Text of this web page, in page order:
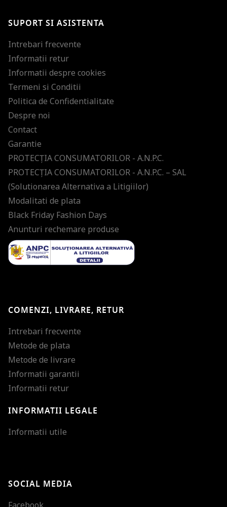
SUPORT SI ASISTENTA
Intrebari frecvente
Informatii retur
Informatii despre cookies
Termeni si Conditii
Politica de Confidentialitate
Despre noi
Contact
Garantie
PROTECŢIA CONSUMATORILOR - A.N.P.C.
PROTECŢIA CONSUMATORILOR - A.N.P.C. – SAL
(Solutionarea Alternativa a Litigiilor)
Modalitati de plata
Black Friday Fashion Days
Anunturi rechemare produse
COMENZI, LIVRARE, RETUR
Intrebari frecvente
Metode de plata
Metode de livrare
Informatii garantii
Informatii retur
INFORMATII LEGALE
Informatii utile
SOCIAL MEDIA